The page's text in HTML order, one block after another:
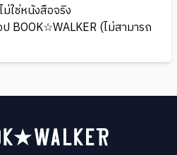
ใช่หนังสือจริง
BOOK☆WALKER (ไม่สามารถ